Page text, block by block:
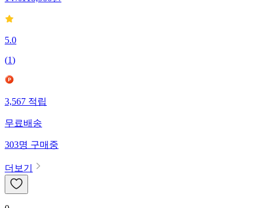
5.0
(1)
3,567적립
무료배송
303명구매중
더보기